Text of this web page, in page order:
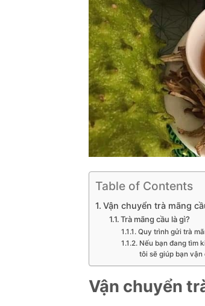
Table of Contents
Vận chuyển trà mãng
Trà mãng cầu là gì?
Quy trình gửi trà
Nếu bạn đang tìm
tôi sẽ giúp bạn
Vận chuyển